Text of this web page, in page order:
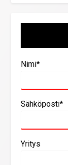
Nimi*
Sähköposti*
Yritys